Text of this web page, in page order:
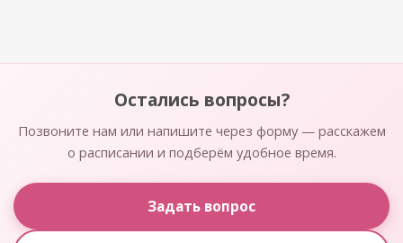
Остались вопросы?
Позвоните нам или напишите через форму — расскажем
о расписании и подберём удобное время.
Задать вопрос